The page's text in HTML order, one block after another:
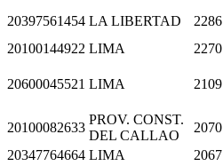
20397561454 LA LIBERTAD
20100144922 LIMA
20600045521 LIMA
20100082633
PROV. CONST.
DEL CALLAO
20347764664 LIMA